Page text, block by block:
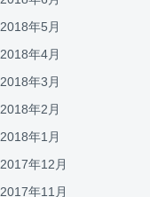
2018年5月
2018年4月
2018年3月
2018年2月
2018年1月
2017年12月
2017年11月